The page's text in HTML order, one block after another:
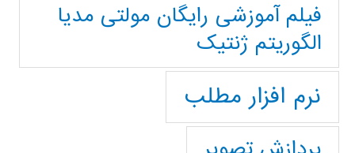
فیلم آموزشی رایگان مولتی مدیا
الگوریتم ژنتیک
نرم افزار مطلب